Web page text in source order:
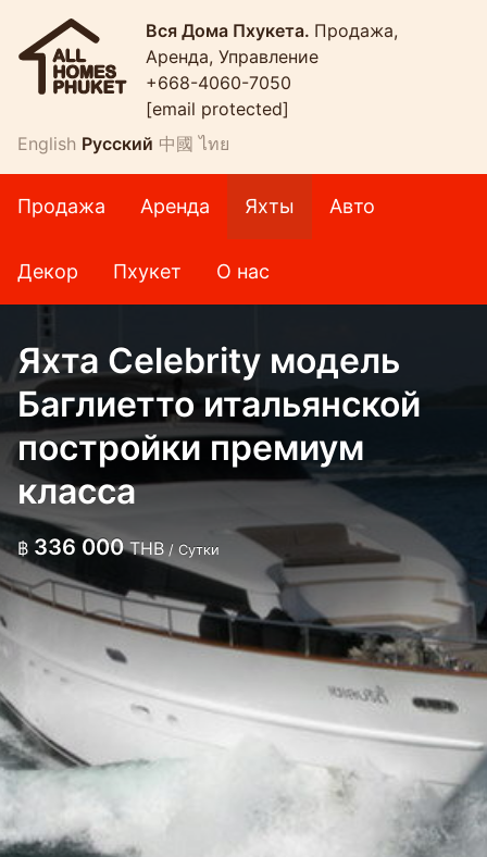
Вся Дома Пхукета. Продажа,
Аренда, Управление
+668-4060-7050
[email protected]
English Русский 中國 ไทย
Продажа Аренда Яхты Авто
Декор Пхукет О нас
Яхта Celebrity модель
Баглиетто итальянской
постройки премиум
класса
฿ 336 000THB / Сутки